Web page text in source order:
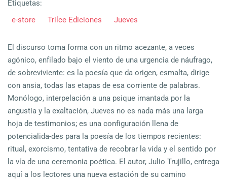
Etiquetas:
e-store
Trilce Ediciones Jueves
El discurso toma forma con un ritmo acezante, a veces
agónico, enfilado bajo el viento de una urgencia de náufrago,
de sobreviviente: es la poesía que da origen, esmalta, dirige
con ansia, todas las etapas de esa corriente de palabras.
Monólogo, interpelación a una psique imantada por la
angustia y la exaltación, Jueves no es nada más una larga
hoja de testimonios; es una configuración llena de
potencialida-des para la poesía de los tiempos recientes:
ritual, exorcismo, tentativa de recobrar la vida y el sentido por
la vía de una ceremonia poética. El autor, Julio Trujillo, entrega
aquí a los lectores una nueva estación de su camino